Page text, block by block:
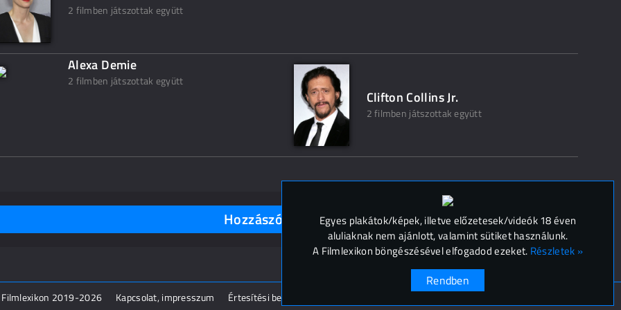
2 filmben játszottak együtt
Alexa Demie
2 filmben játszottak együtt
Clifton Collins Jr.
2 filmben játszottak együtt
Hozzászólások (0)
2019-2026 Kapcsolat, impresszum Értesítési beállítások
Egyes plakátok/képek, illetve előzetesek/videók 18 éven
aluliaknak nem ajánlott, valamint sütiket használunk.
A Filmlexikon böngészésével elfogadod ezeket. Részletek »
Rendben